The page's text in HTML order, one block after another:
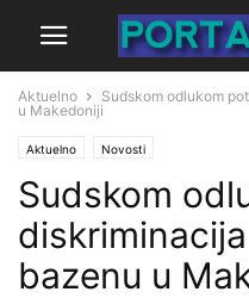
Aktuelno
Sudskom odlukom
u Makedoniji
Aktuelno Novosti
Sudskom
bazenu u